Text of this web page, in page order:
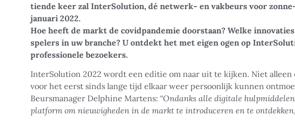
tiende keer zal InterSolution, dé netwerk- en vakbeurs voor
januari 2022.
Hoe heeft de markt de covidpandemie doorstaan? Welke
spelers in uw branche? U ontdekt het met eigen ogen op
professionele bezoekers.
InterSolution 2022 wordt een editie om naar uit te kijken. Niet
voor het eerst sinds lange tijd elkaar weer persoonlijk kunnen
Beursmanager Delphine Martens: “Ondanks alle digitale
platform om nieuwigheden in de markt te introduceren en te